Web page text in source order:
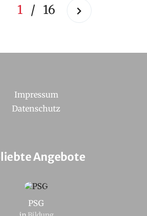
1 / 16
Impressum
Datenschutz
Angebote
PSG